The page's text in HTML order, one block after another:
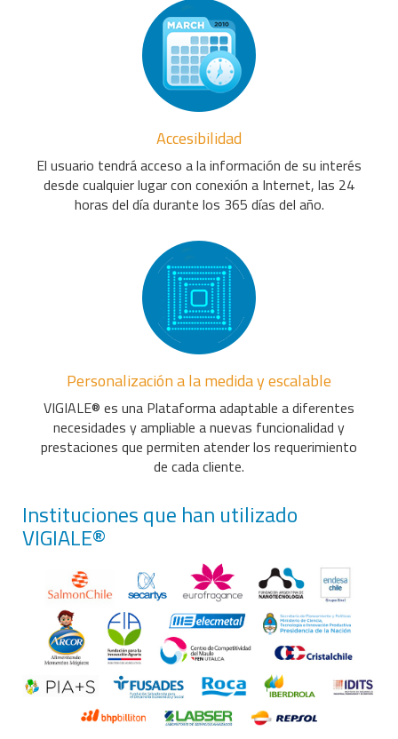
Accesibilidad
El usuario tendrá acceso a la información de su interés
desde cualquier lugar con conexión a Internet, las 24
horas del día durante los 365 días del año.
Personalización a la medida y escalable
VIGIALE® es una Plataforma adaptable a diferentes
necesidades y ampliable a nuevas funcionalidad y
prestaciones que permiten atender los requerimiento
de cada cliente.
Instituciones que han utilizado
VIGIALE®